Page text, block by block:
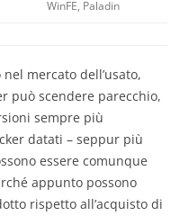
WinFE, Paladin
mercato dell’usato,
può scendere parecchio,
sempre più
datati – seppur più
essere comunque
appunto possono
rispetto all’acquisto di